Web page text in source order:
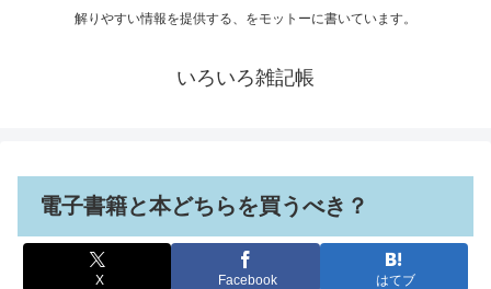
解りやすい情報を提供する、をモットーに書いています。
いろいろ雑記帳
電子書籍と本どちらを買うべき？
X Facebook はてブ